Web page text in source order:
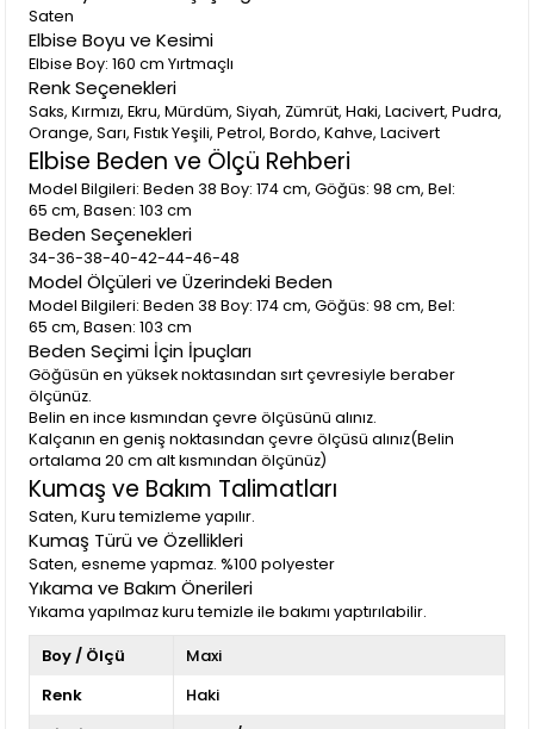
Saten
Elbise Boyu ve Kesimi
Elbise Boy: 160 cm Yırtmaçlı
Renk Seçenekleri
Saks, Kırmızı, Ekru, Mürdüm, Siyah, Zümrüt, Haki, Lacivert, Pudra,
Orange, Sarı, Fıstık Yeşili, Petrol, Bordo, Kahve, Lacivert
Elbise Beden ve Ölçü Rehberi
Model Bilgileri: Beden 38 Boy: 174 cm, Göğüs: 98 cm, Bel:
65 cm, Basen: 103 cm
Beden Seçenekleri
34-36-38-40-42-44-46-48
Model Ölçüleri ve Üzerindeki Beden
Model Bilgileri: Beden 38 Boy: 174 cm, Göğüs: 98 cm, Bel:
65 cm, Basen: 103 cm
Beden Seçimi İçin İpuçları
Göğüsün en yüksek noktasından sırt çevresiyle beraber
ölçünüz.
Belin en ince kısmından çevre ölçüsünü alınız.
Kalçanın en geniş noktasından çevre ölçüsü alınız(Belin
ortalama 20 cm alt kısmından ölçünüz)
Kumaş ve Bakım Talimatları
Saten, Kuru temizleme yapılır.
Kumaş Türü ve Özellikleri
Saten, esneme yapmaz. %100 polyester
Yıkama ve Bakım Önerileri
Yıkama yapılmaz kuru temizle ile bakımı yaptırılabilir.
Boy / Ölçü
Maxi
Renk
Haki